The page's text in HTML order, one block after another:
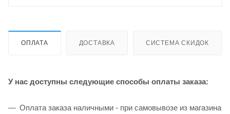
ОПЛАТА ДОСТАВКА СИСТЕМА СКИДОК
У нас доступны следующие способы оплаты заказа:
Оплата заказа наличными - при самовывозе из магазина